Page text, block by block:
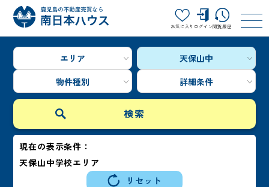
お気に入り ログイン閲覧履歴
エリア
天保山中
物件種別
詳細条件
現在の表示条件：
天保山中学校エリア
リセット